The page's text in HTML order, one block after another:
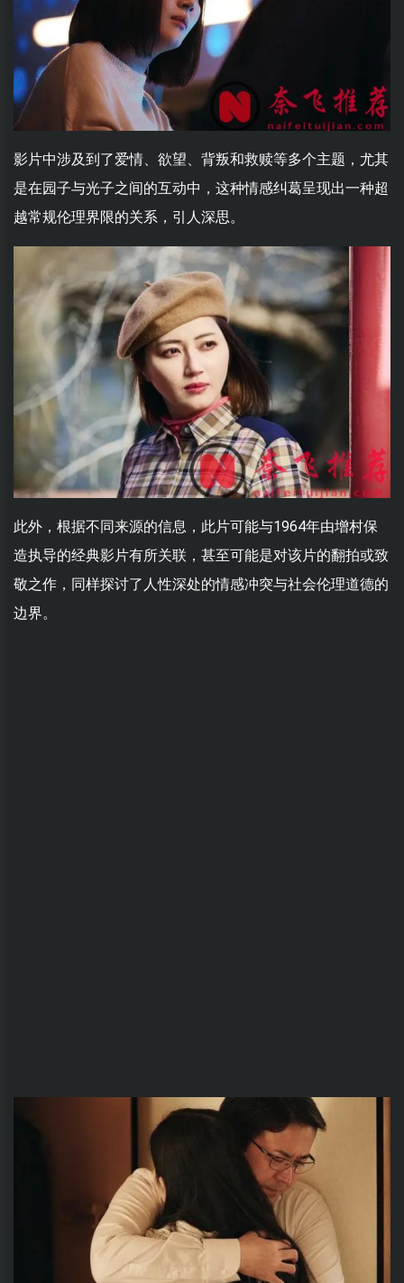
影片中涉及到了爱情、欲望、背叛和救赎等多个主题，尤其
是在园子与光子之间的互动中，这种情感纠葛呈现出一种超
越常规伦理界限的关系，引人深思。
此外，根据不同来源的信息，此片可能与1964年由增村保
造执导的经典影片有所关联，甚至可能是对该片的翻拍或致
敬之作，同样探讨了人性深处的情感冲突与社会伦理道德的
边界。